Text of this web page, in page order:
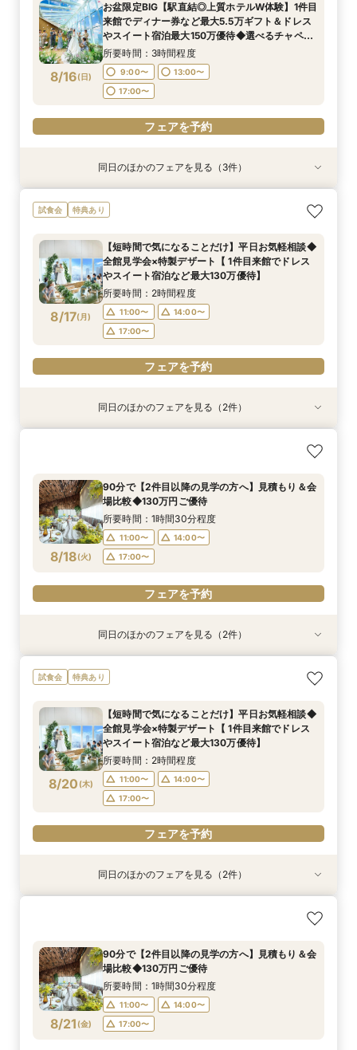
8/15(土)
9:00〜
13:00〜
17:00〜
フェアを予約
8/15(土)
9:00〜
13:00〜
17:00〜
フェアを予約
8/15(土)
9:00〜
13:00〜
17:00〜
フェアを予約
8/16(日)
お盆限定BIG【駅直結◎上質ホテルW体験】1件目
来館でディナー券など最大5.5万ギフト＆ドレス
やスイート宿泊最大150万優待◆選べるチャペル
で挙式体験×特選牛食べ比べなど豪華4万試食付
きフェア
所要時間：3時間程度
9:00〜
13:00〜
17:00〜
フェアを予約
特典あり
8/16(日)
【料理重視必見☆オープンキッチン◎】特選牛食
べ比べ試食フェア
9:00〜
13:00〜
17:00〜
フェアを予約
特典あり
8/16(日)
アクセス抜群・全天候型ホテル｜上質なおもてな
し＆豪華試食特典で贅沢体験
9:00〜
13:00〜
17:00〜
フェアを予約
特典あり
8/16(日)
おもてなし◎【ご親族様中心の少人数W】特選牛
食べ比べ＆オマール海老試食付きフェア
9:00〜
13:00〜
17:00〜
フェアを予約
同日のほかのフェアを見る（3件）
試食会 特典あり
8/17(月)
【短時間で気になることだけ】平日お気軽相談◆
全館見学会×特製デザート【 1件目来館でドレス
やスイート宿泊など最大130万優待】
所要時間：2時間程度
11:00〜
14:00〜
17:00〜
フェアを予約
特典あり
8/17(月)
おもてなし◎【ご親族様中心の少人数ウェディン
10:00〜 14:00〜
フェアを予約
特典あり
8/17(月)
【マイナビ限定◆平日BIG】初めての見学にもお
すすめ◎ナチュラルな選べるチャペるで挙式体験
きる安心相談会
所要時間：3時間程度
フェアを予約
同日のほかのフェアを見る（2件）
8/18(火)
90分で【2件目以降の見学の方へ】見積もり＆会
場比較◆130万円ご優待
所要時間：1時間30分程度
11:00〜
14:00〜
17:00〜
フェアを予約
特典あり
8/18(火)
おもてなし◎【ご親族様中心の少人数ウェディン
グ】特選牛食べ比べフェア
10:00〜 14:00〜
フェアを予約
特典あり
8/18(火)
【マイナビ限定BIG】初めての見学にもおすすめ
◎ナチュラルな選べるチャペるで挙式体験×4万
安心相談会
所要時間：3時間程度
10:00〜 14:00〜
フェアを予約
同日のほかのフェアを見る（2件）
試食会 特典あり
8/20 (木)
【短時間で気になることだけ】平日お気軽相談◆
全館見学会×特製デザート【 1件目来館でドレス
やスイート宿泊など最大130万優待】
所要時間：2時間程度
11:00〜
14:00〜
17:00〜
フェアを予約
特典あり
8/20(木)
おもてなし◎【ご親族様中心の少人数ウェディン
10:00〜 14:00〜
フェアを予約
特典あり
8/20(木)
【マイナビ限定◆平日BIG】初めての見学にもお
すすめ◎ナチュラルな選べるチャペるで挙式体験
きる安心相談会
所要時間：3時間程度
フェアを予約
同日のほかのフェアを見る（2件）
8/21 (金)
90分で【2件目以降の見学の方へ】見積もり＆会
場比較◆130万円ご優待
所要時間：1時間30分程度
11:00〜
14:00〜
17:00〜